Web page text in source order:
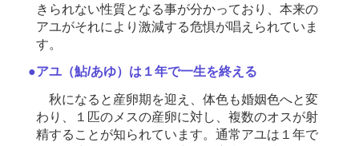
きられない性質となる事が分かっており、本来の
アユがそれにより激減する危惧が唱えられていま
す。
●アユ（鮎/あゆ）は１年で一生を終える
秋になると産卵期を迎え、体色も婚姻色へと変
わり、１匹のメスの産卵に対し、複数のオスが射
精することが知られています。通常アユは１年で